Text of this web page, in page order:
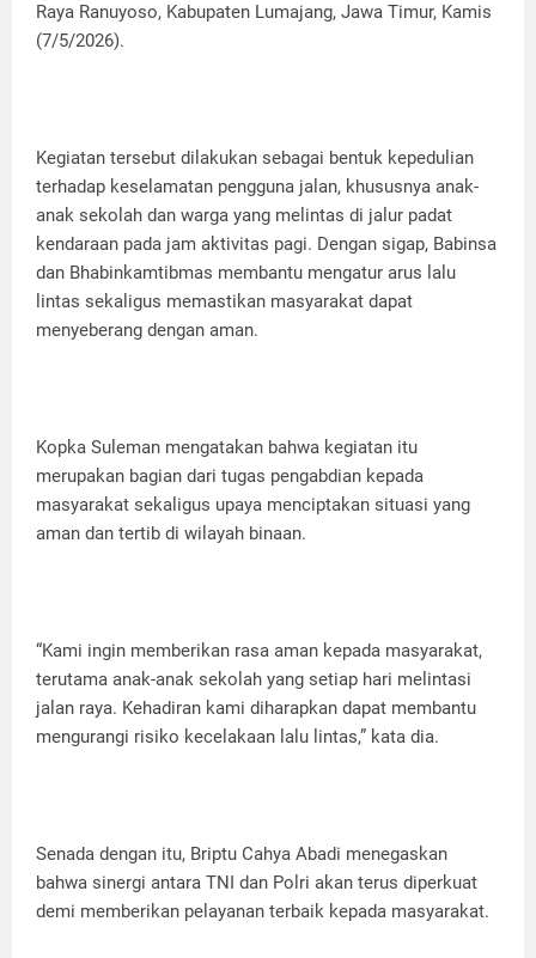
Raya Ranuyoso, Kabupaten Lumajang, Jawa Timur, Kamis
(7/5/2026).
Kegiatan tersebut dilakukan sebagai bentuk kepedulian
terhadap keselamatan pengguna jalan, khususnya anak-
anak sekolah dan warga yang melintas di jalur padat
kendaraan pada jam aktivitas pagi. Dengan sigap, Babinsa
dan Bhabinkamtibmas membantu mengatur arus lalu
lintas sekaligus memastikan masyarakat dapat
menyeberang dengan aman.
Kopka Suleman mengatakan bahwa kegiatan itu
merupakan bagian dari tugas pengabdian kepada
masyarakat sekaligus upaya menciptakan situasi yang
aman dan tertib di wilayah binaan.
“Kami ingin memberikan rasa aman kepada masyarakat,
terutama anak-anak sekolah yang setiap hari melintasi
jalan raya. Kehadiran kami diharapkan dapat membantu
mengurangi risiko kecelakaan lalu lintas,” kata dia.
Senada dengan itu, Briptu Cahya Abadi menegaskan
bahwa sinergi antara TNI dan Polri akan terus diperkuat
demi memberikan pelayanan terbaik kepada masyarakat.